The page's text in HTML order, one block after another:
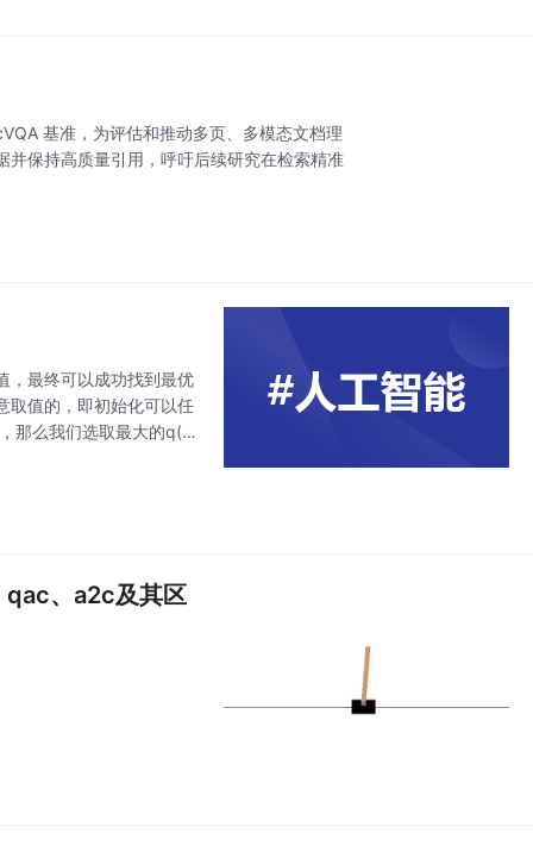
基准，为评估和推动多页、多模态文档理
保持高质量引用，呼吁后续研究在检索精准
，最终可以成功找到最优
取值的，即初始化可以任
那么我们选取最大的q(v,
qac、a2c及其区